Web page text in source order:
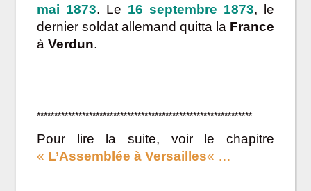
mai 1873. Le 16 septembre 1873, le
dernier soldat allemand quitta la France
à Verdun.
**************************************************************
Pour lire la suite, voir le chapitre
« L’Assemblée à Versailles« …